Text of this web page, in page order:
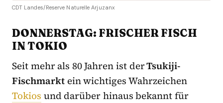
CDT Landes/Reserve Naturelle Arjuzanx
DONNERSTAG: FRISCHER FISCH
IN TOKIO
Seit mehr als 80 Jahren ist derTsukiji-
Fischmarkt ein wichtiges Wahrzeichen
Tokios und darüber hinaus bekannt für